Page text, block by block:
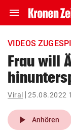
menu Navigation
ein-/
account_circle Anmelden
pin_drop
Wien
VIDEOS
Frau will
Viral 25.08.2022
play_arrow Anhören